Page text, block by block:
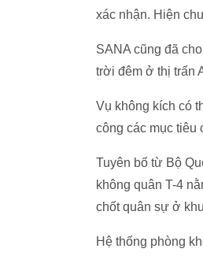
xác nhận. Hiện
SANA cũng đã
trời đêm ở thị trấn
Vụ không kích có
công các mục tiêu
Tuyên bố từ Bộ
không quân T-4
chốt quân sự ở
Hệ thống phòng